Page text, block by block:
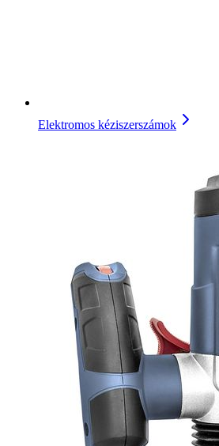
Elektromos kéziszerszámok